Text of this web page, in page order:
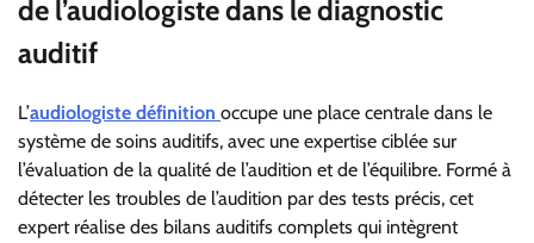
de l’audiologiste dans le diagnostic
auditif
L’audiologiste définition occupe une place centrale dans le
système de soins auditifs, avec une expertise ciblée sur
l’évaluation de la qualité de l’audition et de l’équilibre. Formé à
détecter les troubles de l’audition par des tests précis, cet
expert réalise des bilans auditifs complets qui intègrent